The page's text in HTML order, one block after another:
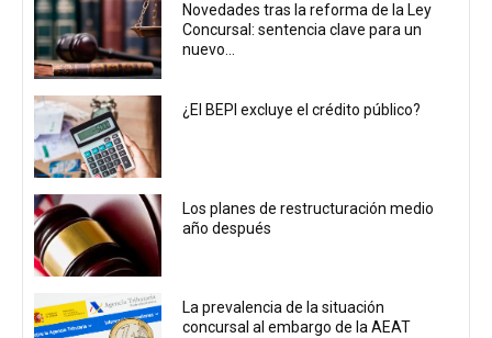
Novedades tras la reforma de la Ley
Concursal: sentencia clave para un
nuevo...
¿El BEPI excluye el crédito público?
Los planes de restructuración medio
año después
La prevalencia de la situación
concursal al embargo de la AEAT